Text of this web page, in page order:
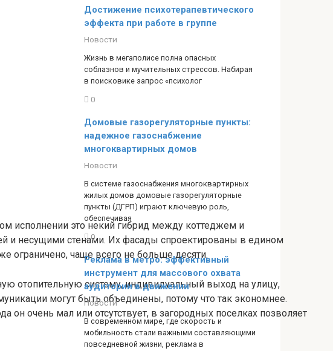
исполнении это некий гибрид между коттеджем и
и несущими стенами. Их фасады спроектированы в едином
блоков тоже ограничено, чаще всего не больше десяти.
отопительную систему, индивидуальный выход на улицу,
могут быть объединены, потому что так экономнее.
он очень мал или отсутствует, в загородных поселках позволяет
Достижение психотерапевтического
эффекта при работе в группе
Новости
Жизнь в мегаполисе полна опасных
соблазнов и мучительных стрессов. Набирая
в поисковике запрос «психолог
0
Домовые газорегуляторные пункты:
надежное газоснабжение
многоквартирных домов
Новости
В системе газоснабжения многоквартирных
жилых домов домовые газорегуляторные
пункты (ДГРП) играют ключевую роль,
обеспечивая
0
Реклама в метро: эффективный
инструмент для массового охвата
аудитории в движении
Новости
В современном мире, где скорость и
мобильность стали важными составляющими
повседневной жизни, реклама в